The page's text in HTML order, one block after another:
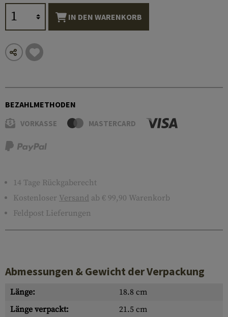
IN DEN WARENKORB
BEZAHLMETHODEN
VORKASSE MASTERCARD
14 Tage Rückgaberecht
Kostenloser Versand ab € 99,90 Warenkorb
Feldpost Lieferungen
Abmessungen & Gewicht der Verpackung
Länge:
18.8 cm
Länge verpackt:
21.5 cm